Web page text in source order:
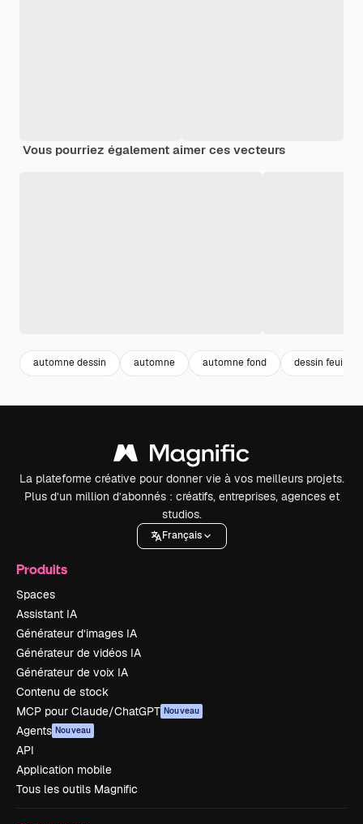
Vous pourriez également aimer ces vecteurs
automne dessin automne automne fond dessin feuille
La plateforme créative pour donner vie à vos meilleurs projets.
Plus d’un million d’abonnés : créatifs, entreprises, agences et
studios.
Français
Produits
Spaces
Assistant IA
Générateur d’images IA
Générateur de vidéos IA
Générateur de voix IA
Contenu de stock
MCP pour Claude/ChatGPT Nouveau
Agents Nouveau
API
Application mobile
Tous les outils Magnific